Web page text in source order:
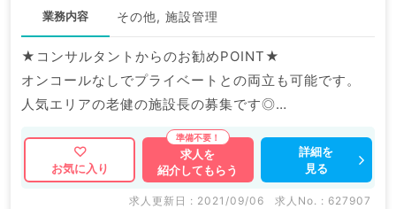
業務内容 その他, 施設管理
★コンサルタントからのお勧めPOINT★
オンコールなしでプライベートとの両立も可能です。
人気エリアの老健の施設長の募集です◎
マイナビDOCTORでは病院やクリニックなどの医療機
関求人はもちろんのこと、
掲載情報以外にも産業医等の企業系求人も多数扱ってい
お気に入り
求人を
紹介してもらう
詳細を
見る
求人更新日 : 2021/09/06 求人No. : 627907